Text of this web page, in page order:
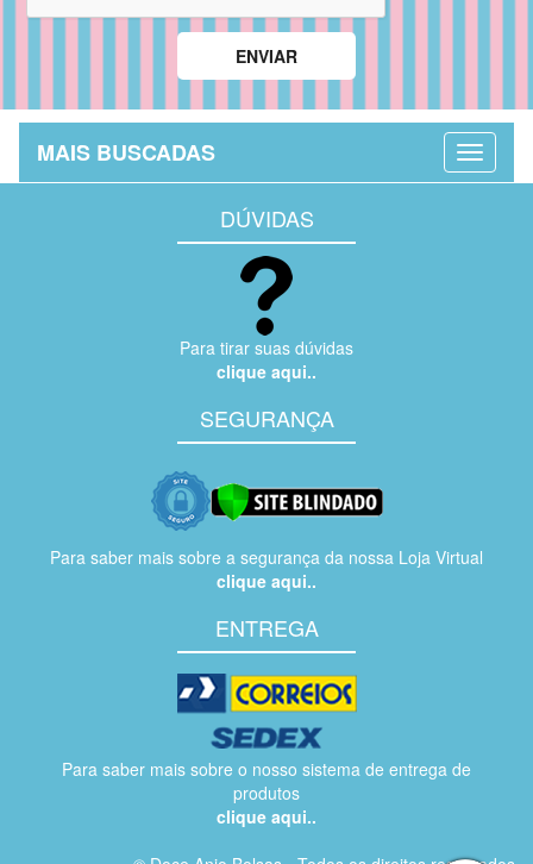
MAIS BUSCADAS
DÚVIDAS
Para tirar suas dúvidas
clique aqui..
SEGURANÇA
Para saber mais sobre a segurança da nossa Loja Virtual
clique aqui..
ENTREGA
Para saber mais sobre o nosso sistema de entrega de
produtos
clique aqui..